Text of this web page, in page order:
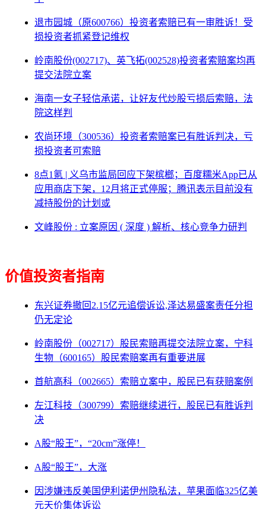
退市园城（原600766）投资者索赔已有一审胜诉！受
损投资者抓紧登记维权
岭南股份(002717)、英飞拓(002528)投资者索赔案均再
提交法院立案
海南一女子轻信承诺，让好友代炒股亏损后索赔，法
院这样判
农尚环境（300536）投资者索赔案已有胜诉判决，亏
损投资者可索赔
8点1氪 | 义乌市监局回应下架槟榔；百度糯米App已从
应用商店下架，12月将正式停服；腾讯表示目前没有
减持股份的计划或
文峰股份 : 立案原因 ( 深度 ) 解析、核心竞争力研判
价值投资者指南
东兴证券撤回2.15亿元追偿诉讼,泽达易盛案责任分担
仍无定论
岭南股份（002717）股民索赔再提交法院立案，宁科
生物（600165）股民索赔案再有重要进展
首航高科（002665）索赔立案中，股民已有获赔案例
左江科技（300799）索赔继续进行，股民已有胜诉判
决
A股“股王”，“20cm”涨停！
A股“股王”，大涨
因涉嫌违反美国伊利诺伊州隐私法，苹果面临325亿美
元天价集体诉讼